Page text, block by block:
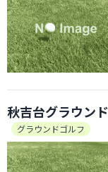
秋吉台グラウン
グラウンドゴルフ